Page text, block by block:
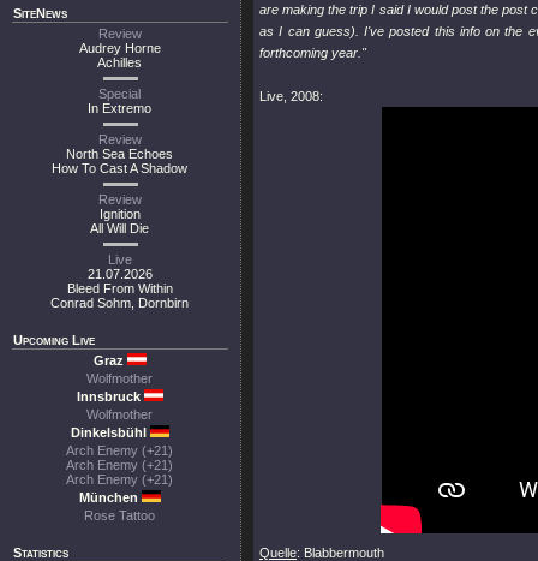
SiteNews
Review
Audrey Horne
Achilles
Special
In Extremo
Review
North Sea Echoes
How To Cast A Shadow
Review
Ignition
All Will Die
Live
21.07.2026
Bleed From Within
Conrad Sohm, Dornbirn
Upcoming Live
Graz
Wolfmother
Innsbruck
Wolfmother
Dinkelsbühl
Arch Enemy (+21)
Arch Enemy (+21)
Arch Enemy (+21)
München
Rose Tattoo
Statistics
are making the trip I said I would post the post
as I can guess). I've posted this info on the
forthcoming year."
Live, 2008:
Quelle: Blabbermouth